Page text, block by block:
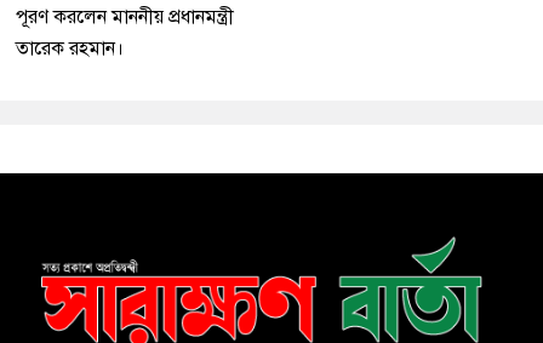
পূরণ করলেন মাননীয় প্রধানমন্ত্রী
তারেক রহমান।